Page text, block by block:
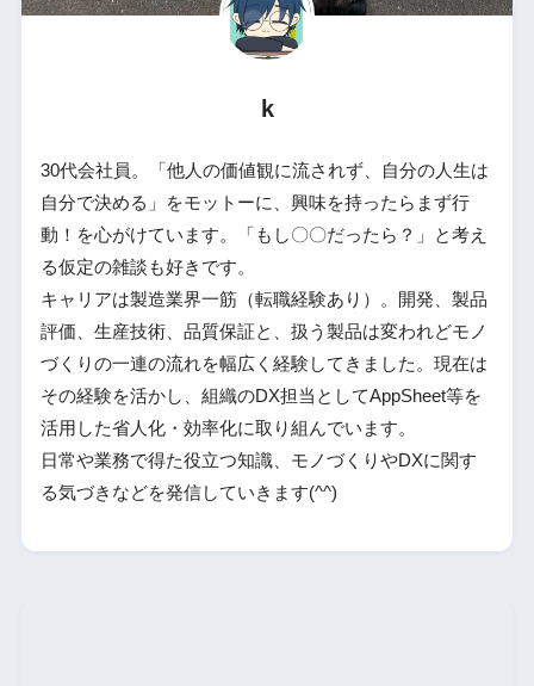
k
30代会社員。「他人の価値観に流されず、自分の人生は
自分で決める」をモットーに、興味を持ったらまず行
動！を心がけています。「もし〇〇だったら？」と考え
る仮定の雑談も好きです。
キャリアは製造業界一筋（転職経験あり）。開発、製品
評価、生産技術、品質保証と、扱う製品は変われどモノ
づくりの一連の流れを幅広く経験してきました。現在は
その経験を活かし、組織のDX担当としてAppSheet等を
活用した省人化・効率化に取り組んでいます。
日常や業務で得た役立つ知識、モノづくりやDXに関す
る気づきなどを発信していきます(^^)